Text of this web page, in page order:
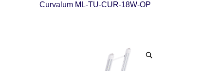
Curvalum ML-TU-CUR-18W-OP